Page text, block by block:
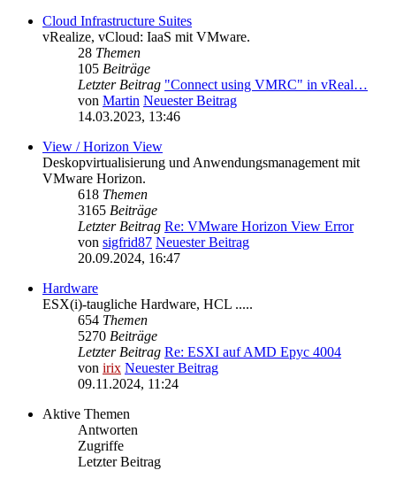
Cloud Infrastructure Suites
vRealize, vCloud: IaaS mit VMware.
28 Themen
105 Beiträge
Letzter Beitrag "Connect using VMRC" in vReal…
von Martin Neuester Beitrag
14.03.2023, 13:46
View / Horizon View
Deskopvirtualisierung und Anwendungsmanagement mit
VMware Horizon.
618 Themen
3165 Beiträge
Letzter Beitrag Re: VMware Horizon View Error
von sigfrid87 Neuester Beitrag
20.09.2024, 16:47
Hardware
ESX(i)-taugliche Hardware, HCL .....
654 Themen
5270 Beiträge
Letzter Beitrag Re: ESXI auf AMD Epyc 4004
von irix Neuester Beitrag
09.11.2024, 11:24
Aktive Themen
Antworten
Zugriffe
Letzter Beitrag